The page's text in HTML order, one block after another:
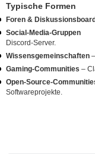
Typische Formen
Foren &
Social‑Media‑Gruppen –
Discord‑Server.
Wissensgemeinschaften
Gaming‑Communities –
Softwareprojekte.